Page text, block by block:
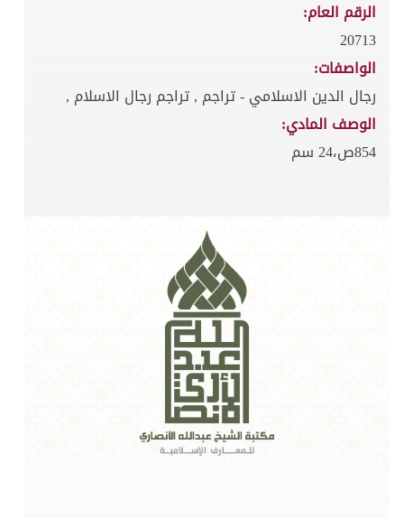
الرقم العام:
20713
الواصفات:
رجال الدين الاسلامي - تراجم , تراجم رجال الاسلام ,
الوصف المادي:
854ص،24 سم